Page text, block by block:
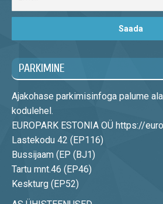
PARKIMINE
Ajakohase parkimisinfoga palume
kodulehel.
EUROPARK ESTONIA OÜ https://
Lastekodu 42 (EP116)
Bussijaam (EP (BJ1)
Tartu mnt.46 (EP46)
Keskturg (EP52)